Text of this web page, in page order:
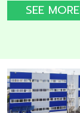
SEE MORE